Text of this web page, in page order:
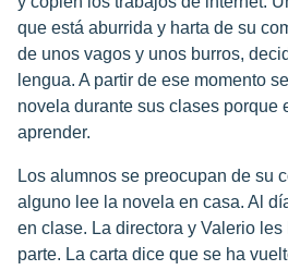
que está aburrida y harta de su
de unos vagos y unos burros,
lengua. A partir de ese momento
novela durante sus clases porque
aprender.
Los alumnos se preocupan de su
alguno lee la novela en casa. Al
en clase. La directora y Valerio
parte. La carta dice que se ha